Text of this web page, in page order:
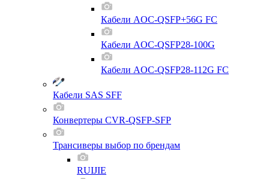
Кабели AOC-QSFP+56G FC
Кабели AOC-QSFP28-100G
Кабели AOC-QSFP28-112G FC
Кабели SAS SFF
Конвертеры CVR-QSFP-SFP
Трансиверы выбор по брендам
RUIJIE